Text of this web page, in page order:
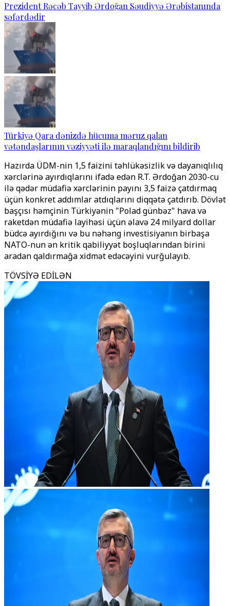
Prezident Rəcəb Tayyib Ərdoğan Səudiyyə Ərəbistanında
səfərdədir
Türkiyə Qara dənizdə hücuma məruz qalan
vətəndaşlarının vəziyyəti ilə maraqlandığını bildirib
Hazırda ÜDM-nin 1,5 faizini təhlükəsizlik və dayanıqlılıq
xərclərinə ayırdıqlarını ifadə edən R.T. Ərdoğan 2030-cu
ilə qədər müdafiə xərclərinin payını 3,5 faizə çatdırmaq
üçün konkret addımlar atdıqlarını diqqətə çatdırıb. Dövlət
başçısı həmçinin Türkiyənin "Polad günbəz" hava və
raketdən müdafiə layihəsi üçün əlavə 24 milyard dollar
büdcə ayırdığını və bu nəhəng investisiyanın birbaşa
NATO-nun ən kritik qabiliyyət boşluqlarından birini
aradan qaldırmağa xidmət edəcəyini vurğulayıb.
TÖVSİYƏ EDİLƏN